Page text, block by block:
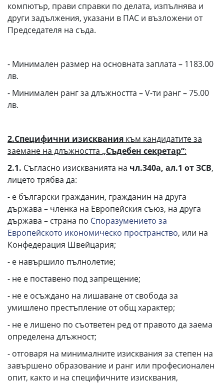
компютър, прави справки по делата, изпълнява и
други задължения, указани в ПАС и възложени от
Председателя на съда.
- Минимален размер на основната заплата – 1183.00
лв.
- Минимален ранг за длъжността – V-ти ранг – 75.00
лв.
2.Специфични изисквания към кандидатите за
заемане на длъжността „Съдебен секретар“:
2.1. Съгласно изискванията на чл.340а, ал.1 от ЗСВ,
лицето трябва да:
- е български гражданин, гражданин на друга
държава – членка на Европейския съюз, на друга
държава – страна по Споразумението за
Европейското икономическо пространство, или на
Конфедерация Швейцария;
- е навършило пълнолетие;
- не е поставено под запрещение;
- не е осъждано на лишаване от свобода за
умишлено престъпление от общ характер;
- не е лишено по съответен ред от правото да заема
определена длъжност;
- отговаря на минималните изисквания за степен на
завършено образование и ранг или професионален
опит, както и на специфичните изисквания,